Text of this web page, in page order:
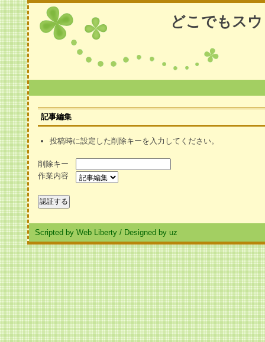
どこでもス
記事編集
投稿時に設定した削除キーを入力してください。
削除キー
作業内容
Scripted by Web Liberty / Designed by uz